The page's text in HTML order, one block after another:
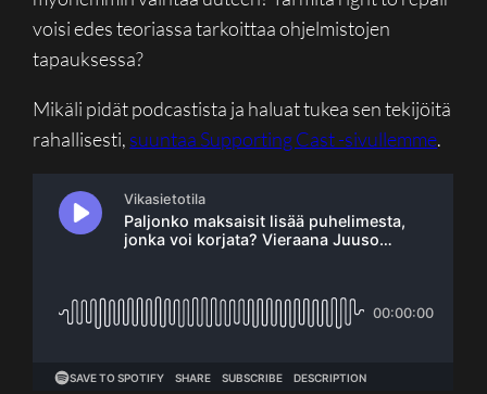
voisi edes teoriassa tarkoittaa ohjelmistojen
tapauksessa?
Mikäli pidät podcastista ja haluat tukea sen tekijöitä
rahallisesti, suuntaa Supporting Cast -sivullemme.